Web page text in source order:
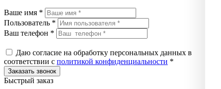
Ваше имя *
Пользователь *
Ваш телефон *
Даю согласие на обработку персональных данных в
соответствии с политикой конфиденциальности *
Быстрый заказ